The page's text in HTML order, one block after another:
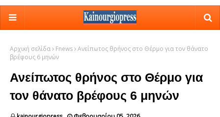
Αρχική σελίδα Fnews Ανείπωτος θρήνος στο Θέρμο για τον θάνατο
βρέφους 6 μηνών
Ανείπωτος θρήνος στο Θέρμο για
τον θάνατο βρέφους 6 μηνών